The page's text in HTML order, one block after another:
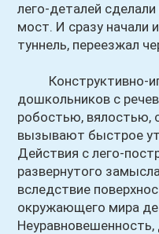
лего-деталей
мост. И сразу начали
туннель, переезжал
Конструктивно-
дошкольников с
робостью, вялостью,
вызывают быстрое
Действия с лего-
развернутого
вследствие
окружающего мира
Неуравновешенность,